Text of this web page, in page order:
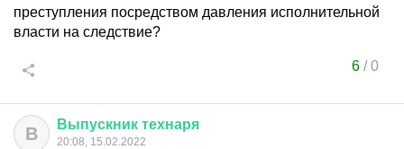
преступления посредством давления исполнительной
власти на следствие?
6/0
В Выпускник технаря
20:08, 15.02.2022